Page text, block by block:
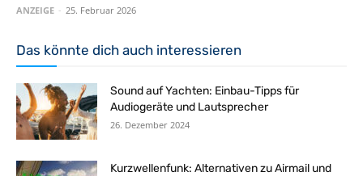
ANZEIGE - 25. Februar 2026
Das könnte dich auch interessieren
Sound auf Yachten: Einbau-Tipps für
Audiogeräte und Lautsprecher
26. Dezember 2024
Kurzwellenfunk: Alternativen zu Airmail und